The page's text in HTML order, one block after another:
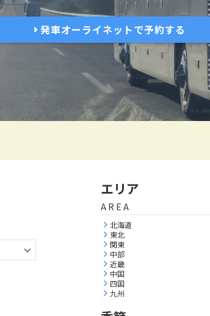
発車オーライネットで予約する
エリア
AREA
北海道
東北
関東
中部
近畿
中国
四国
九州